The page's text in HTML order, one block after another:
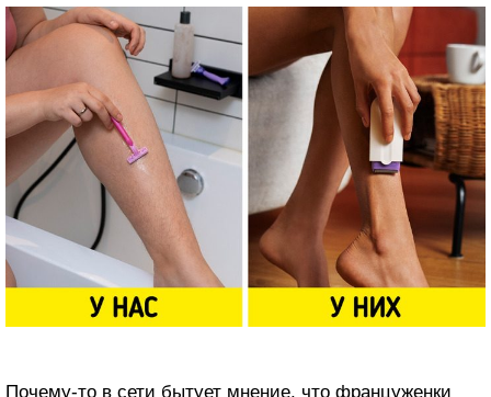
Почему-то в сети бытует мнение, что француженки